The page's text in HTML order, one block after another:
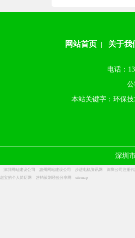
网站首页 关于我
电话：
本站关键字：环保
深圳
深圳网站建设公司 惠州网站建设公司 步进电机资讯网
深圳公司注册
赵宝的个人简历网 营销策划经验分享网 sitemap